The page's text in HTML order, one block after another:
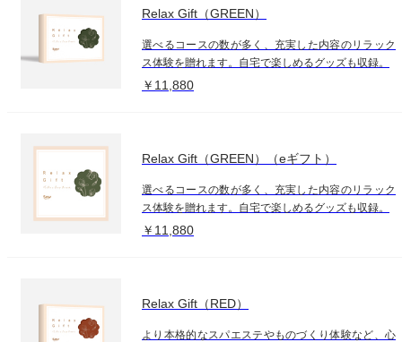
Relax Gift（GREEN）
選べるコースの数が多く、充実した内容のリラック
ス体験を贈れます。自宅で楽しめるグッズも収録。
￥11,880
Relax Gift（GREEN）（eギフト）
選べるコースの数が多く、充実した内容のリラック
ス体験を贈れます。自宅で楽しめるグッズも収録。
￥11,880
Relax Gift（RED）
より本格的なスパエステやものづくり体験など、心